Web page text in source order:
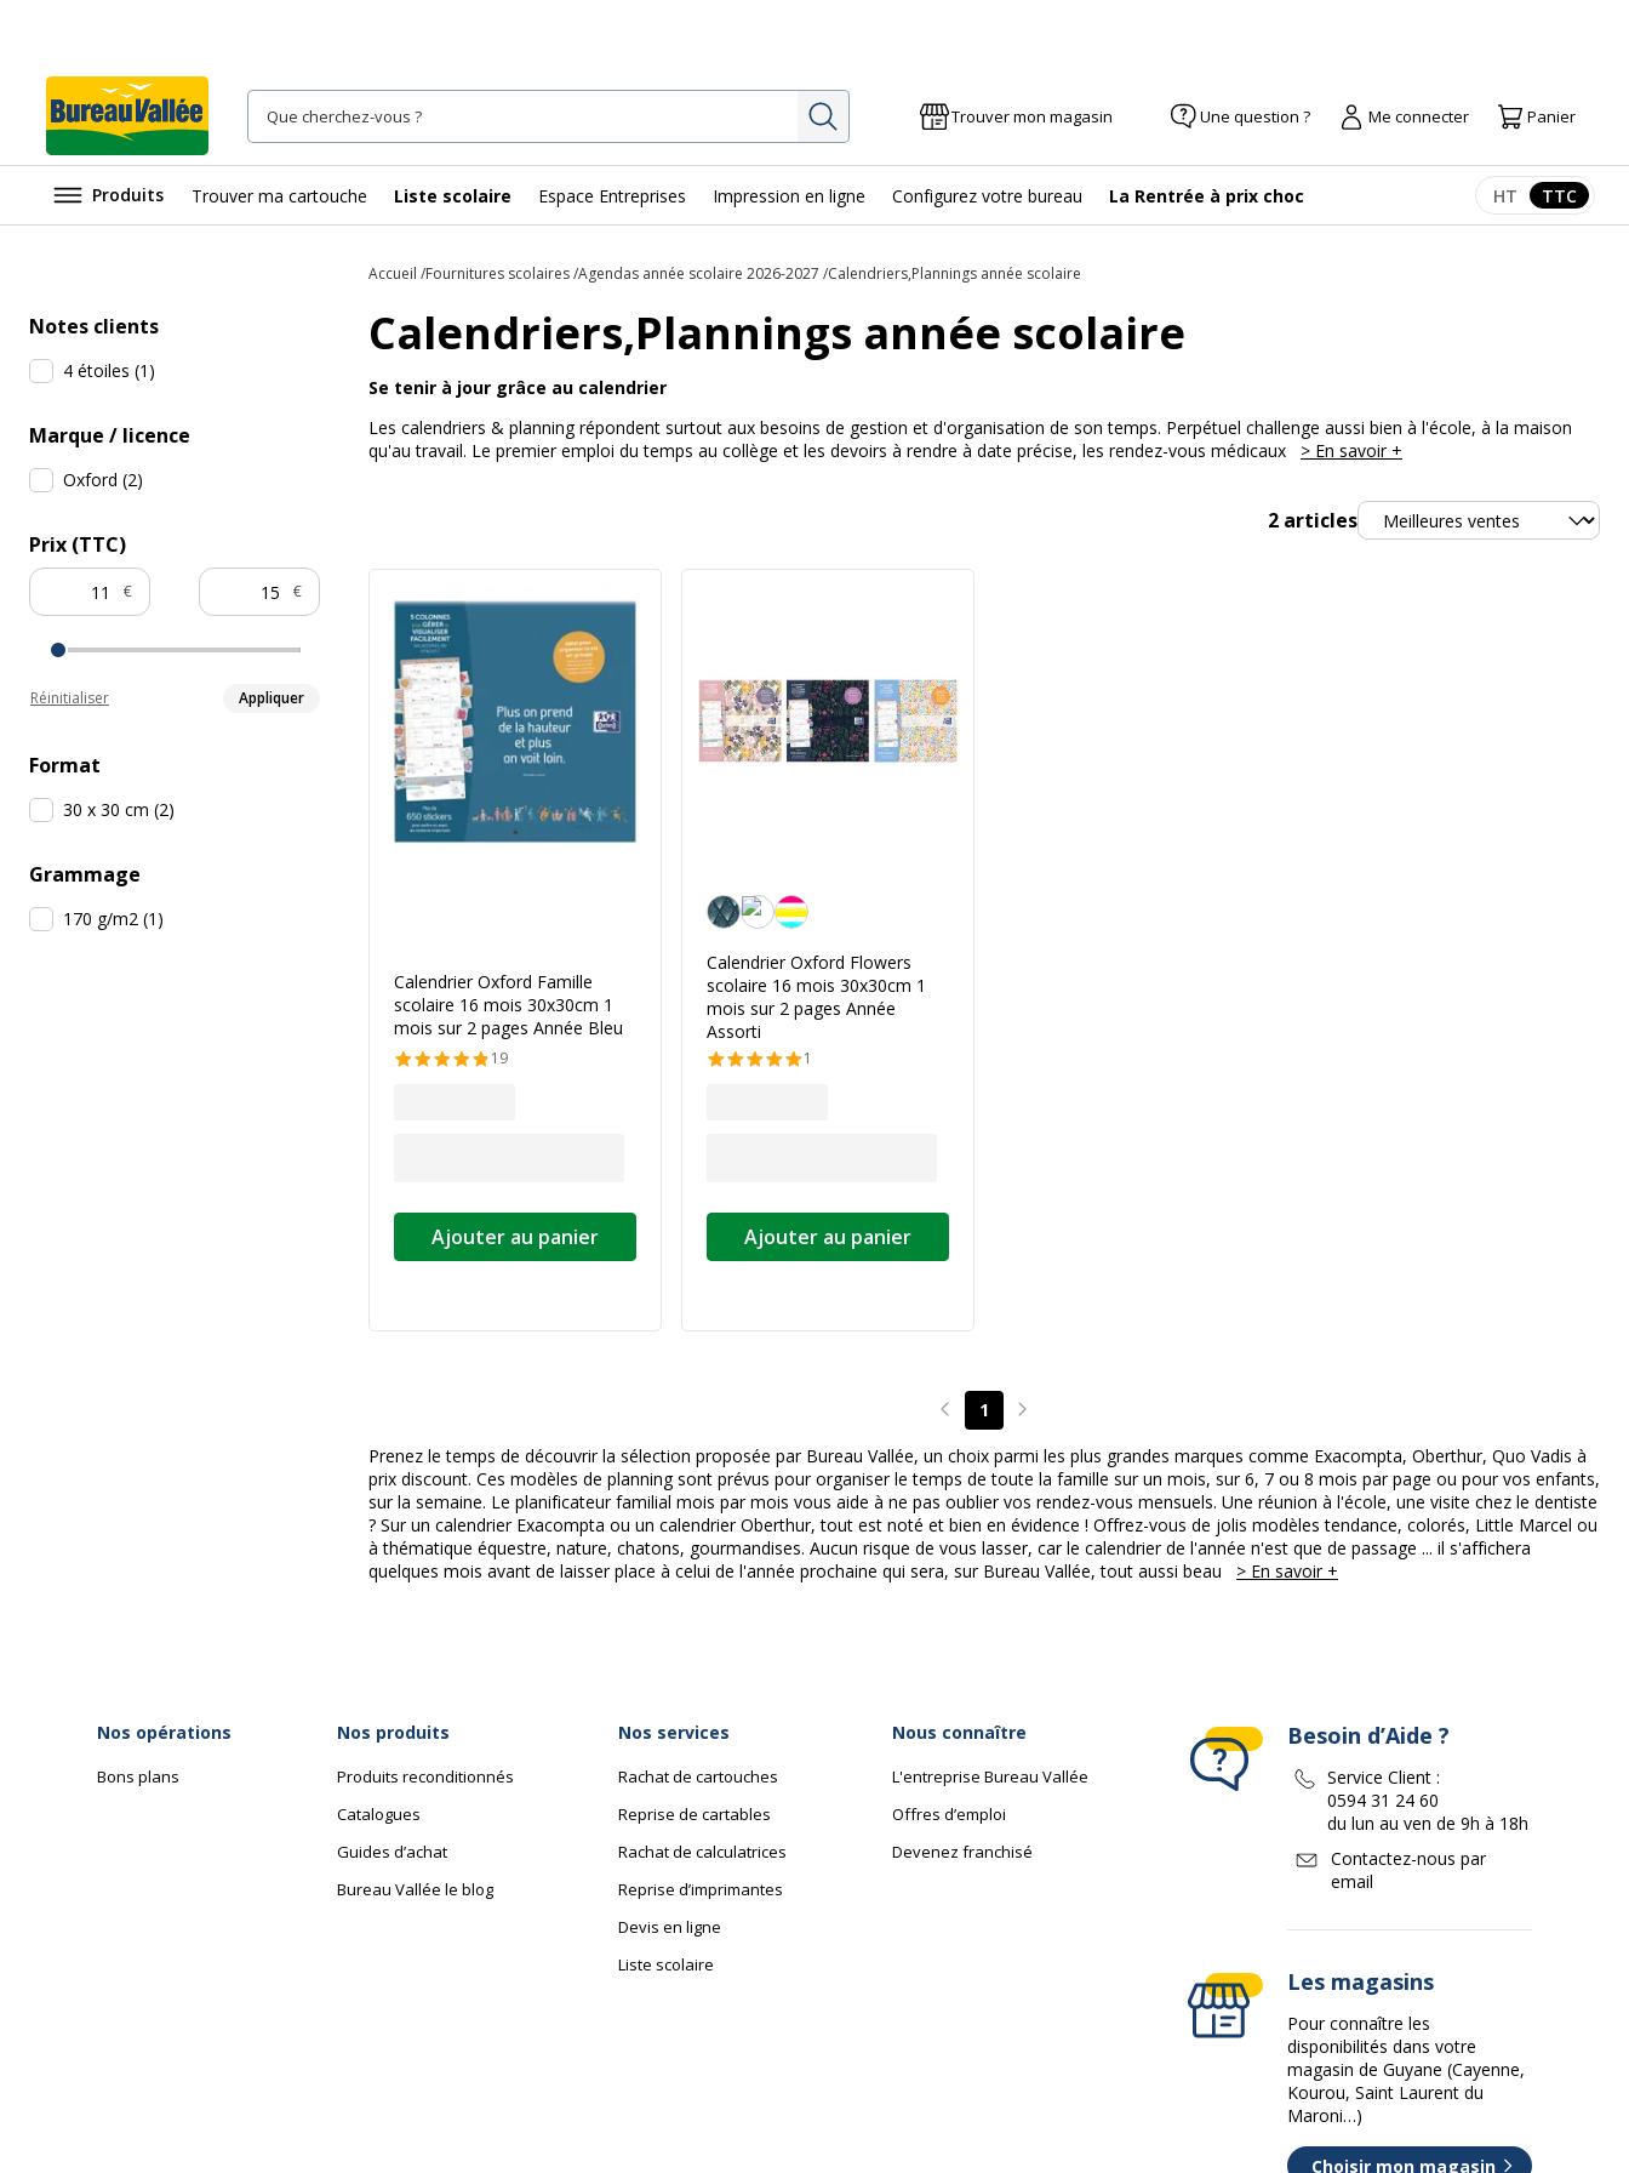
Rechercher Trouver mon magasin Une question ? Me connecter Panier
Produits Trouver ma cartouche Liste scolaire Espace Entreprises Impression en ligne Configurez votre bureau La Rentrée à prix choc Afficher les
HT TTC
Notes clients
4 étoiles (1 )
Marque / licence
Oxford (2)
Prix (TTC)
€ €
Réinitialiser Appliquer
Format
30 x 30 cm (2)
Grammage
170 g/m2 (1 )
Accueil Fournitures scolaires Agendas année scolaire 2026-2027 Calendriers,Plannings année scolaire
Calendriers,Plannings année scolaire
Se tenir à jour grâce au calendrier
Les calendriers & planning répondent surtout aux besoins de gestion et d'organisation de son temps. Perpétuel challenge aussi bien à l'école, à la maison
qu'au travail. Le premier emploi du temps au collège et les devoirs à rendre à date précise, les rendez-vous médicaux
> En savoir +
2 articlesTrier
Calendrier Oxford Famille
scolaire 16 mois 30x30cm 1
mois sur 2 pages Année Bleu
19
Ajouter au panier
Personnalisation de la couleur
Calendrier Oxford Flowers
scolaire 16 mois 30x30cm 1
mois sur 2 pages Année
Assorti
1
Ajouter au panier
Page précédente
1
Page suivante
Prenez le temps de découvrir la sélection proposée par Bureau Vallée, un choix parmi les plus grandes marques comme Exacompta, Oberthur, Quo Vadis à
prix discount. Ces modèles de planning sont prévus pour organiser le temps de toute la famille sur un mois, sur 6, 7 ou 8 mois par page ou pour vos enfants,
sur la semaine. Le planificateur familial mois par mois vous aide à ne pas oublier vos rendez-vous mensuels. Une réunion à l'école, une visite chez le dentiste
? Sur un calendrier Exacompta ou un calendrier Oberthur, tout est noté et bien en évidence ! Offrez-vous de jolis modèles tendance, colorés, Little Marcel ou
à thématique équestre, nature, chatons, gourmandises. Aucun risque de vous lasser, car le calendrier de l'année n'est que de passage ... il s'affichera
quelques mois avant de laisser place à celui de l'année prochaine qui sera, sur Bureau Vallée, tout aussi beau
> En savoir +
Nos opérations
Bons plans
Nos produits
Produits reconditionnés
Catalogues
Guides d’achat
Bureau Vallée le blog
Nos services
Rachat de cartouches
Reprise de cartables
Rachat de calculatrices
Reprise d’imprimantes
Devis en ligne
Liste scolaire
Nous connaître
L'entreprise Bureau Vallée
Offres d’emploi
Devenez franchisé
Besoin d’Aide ?
Service Client :
0594 31 24 60
du lun au ven de 9h à 18h
Contactez-nous par
email
Les magasins
Pour connaître les
disponibilités dans votre
magasin de Guyane (Cayenne,
Kourou, Saint Laurent du
Maroni…)
Choisir mon magasin